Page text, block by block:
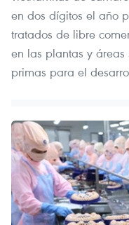
en dos dígitos el año
tratados de libre
en las plantas y áreas
primas para el